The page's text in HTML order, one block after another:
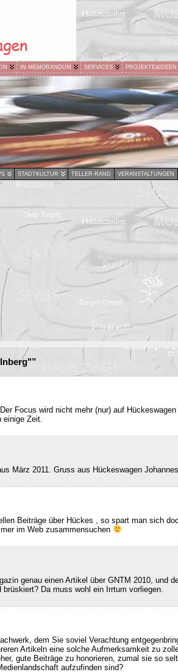
IN MEMORANDUM SERVICES PROJEKTE&IDEEN
STADTKULTUR TELLER-RAND VERANSTALTUNGEN
Focus wird nicht mehr (nur) auf Hückeswagen
einige Zeit.
März 2011. Gruss aus Hückeswagen Johannes
Beiträge über Hückes , so spart man sich
im Web zusammensuchen
genau einen Artikel über GNTM 2010, und
Da muss wohl ein Irrtum vorliegen.
dem Sie soviel Verachtung
Artikeln eine solche Aufmerksamkeit zu
gute Beiträge zu honorieren, zumal sie so
aufzufinden sind?